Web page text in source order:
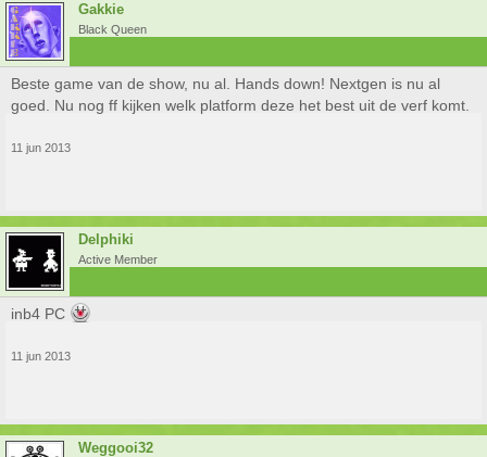
Gakkie
Black Queen
Beste game van de show, nu al. Hands down! Nextgen is nu al
goed. Nu nog ff kijken welk platform deze het best uit de verf komt.
11 jun 2013
Delphiki
Active Member
inb4 PC
11 jun 2013
Weggooi32